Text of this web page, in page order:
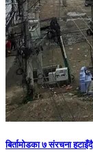
बिर्तामोडका ७ संरचना